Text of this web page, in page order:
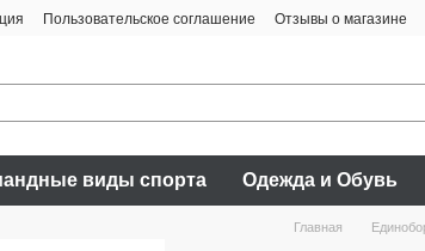
Пользовательское соглашение Отзывы о магазине
виды спорта Одежда и Обувь
Главная